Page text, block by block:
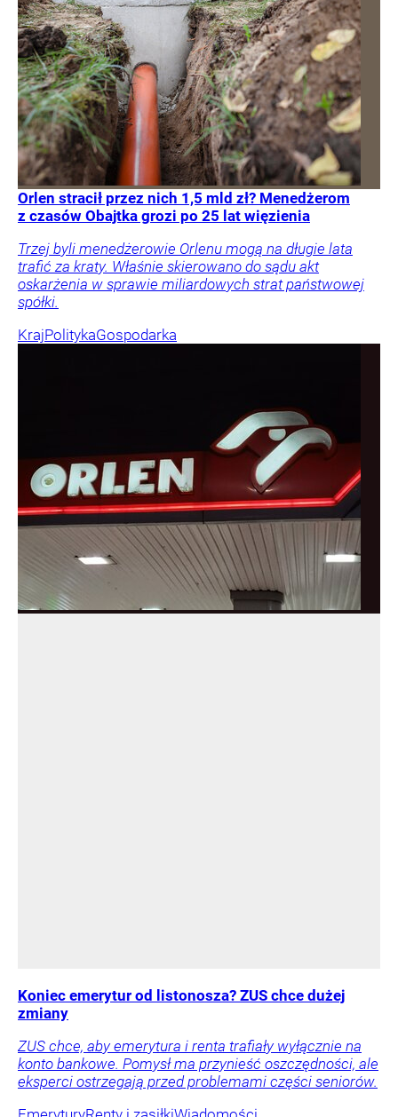
Orlen stracił przez nich 1,5 mld zł? Menedżerom
z czasów Obajtka grozi po 25 lat więzienia
Trzej byli menedżerowie Orlenu mogą na długie lata
trafić za kraty. Właśnie skierowano do sądu akt
oskarżenia w sprawie miliardowych strat państwowej
spółki.
KrajPolitykaGospodarka
Koniec emerytur od listonosza? ZUS chce dużej
zmiany
ZUS chce, aby emerytura i renta trafiały wyłącznie na
konto bankowe. Pomysł ma przynieść oszczędności, ale
eksperci ostrzegają przed problemami części seniorów.